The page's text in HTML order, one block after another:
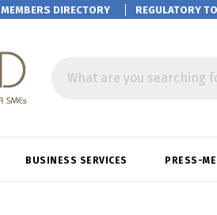
MEMBERS DIRECTORY REGULATORY
What are you searching
BUSINESS SERVICES PRESS-